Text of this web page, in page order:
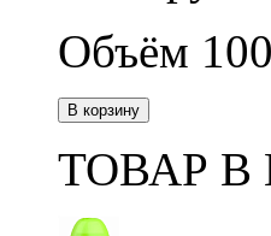
Объём
В корзину
ТОВАР В